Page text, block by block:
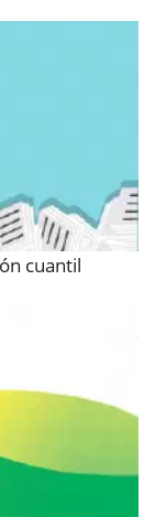
cuantil